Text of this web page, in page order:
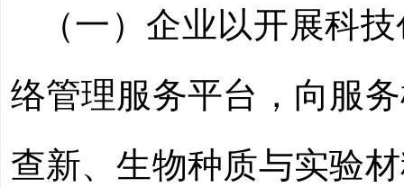
（一）企业以开展科
络管理服务平台，向服
查新、生物种质与实验